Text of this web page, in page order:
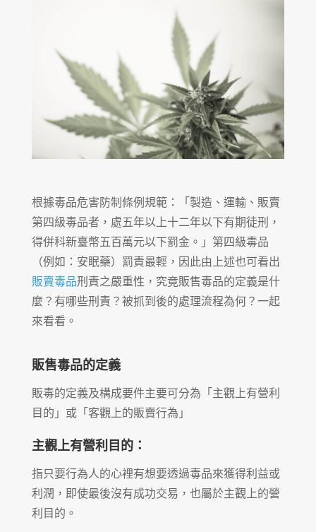
根據毒品危害防制條例規範：「製造、運輸、販賣
第四級毒品者，處五年以上十二年以下有期徒刑，
得併科新臺幣五百萬元以下罰金。」第四級毒品
（例如：安眠藥）罰責最輕，因此由上述也可看出
販賣毒品刑責之嚴重性，究竟販售毒品的定義是什
麼？有哪些刑責？被抓到後的處理流程為何？一起
來看看。
販售毒品的定義
販毒的定義及構成要件主要可分為「主觀上有營利
目的」或「客觀上的販賣行為」
主觀上有營利目的：
指只要行為人的心裡有想要透過毒品來獲得利益或
利潤，即使最後沒有成功交易，也屬於主觀上的營
利目的。